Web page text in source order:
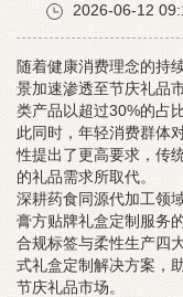
2026-06-12
随着健康消费理念的持
景加速渗透至节庆礼品
类产品以超过30%的占
此同时，年轻消费群体
性提出了更高要求，传
的礼品需求所取代。
深耕药食同源代加工领
膏方贴牌礼盒定制服务
合规标签与柔性生产四
式礼盒定制解决方案，
节庆礼品市场。